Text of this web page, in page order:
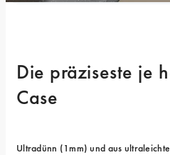
Die präziseste je
Case
Ultradünn (1mm) und aus